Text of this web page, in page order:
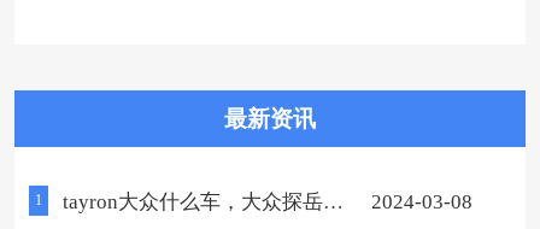
最新资讯
1 tayron大众什么车，大众探岳 2024-03-08